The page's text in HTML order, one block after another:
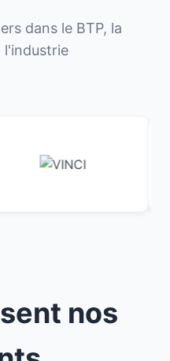
dans le BTP, la
l'industrie
nos